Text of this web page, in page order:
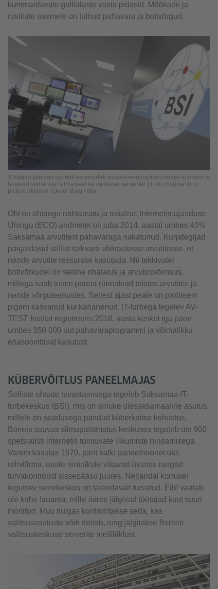
kummardavate gallialaste vastu pidasid. Mõõkade ja
rusikate asemele on tulnud pahavara ja botivõrgud.
Töötajad jälgivad suurtelt ekraanidelt sotsiaalmeediaplatvormidel toimuvat ja
hoiavad samal ajal silma peal ka valitsuse serveritel. | Foto (fragment): ©
picture alliance / Oliver Berg / dpa
Oht on ühtaegu nähtamatu ja reaalne: Internetimajanduse
Ühingu (ECO) andmetel oli juba 2014. aastal umbes 40%
Saksamaa arvutitest pahavaraga nakatunud. Kurjategijad
paigaldasid sellist tarkvara võõrastesse arvutitesse, et
nende arvutite ressursse kasutada. Nii tekkivatel
botivõrkudel on selline ribalaius ja arvutusvõimsus,
millega saab toime panna rünnakuid teistes arvutites ja
nende võrguteenustes. Sellest ajast peale on probleem
pigem kasvanud kui kahanenud. IT-turbega tegelev AV-
TEST Institut registreeris 2018. aasta keskel iga päev
umbes 350 000 uut pahavaraprogrammi ja võimalikku
ebasoovitavat kasutust.
KÜBERVÕITLUS PANEELMAJAS
Selliste ohtude tuvastamisega tegeleb Saksamaa IT-
turbekeskus (BSI), mis on ainuke ülesaksamaaline asutus,
millele on seadusega pandud küberkaitse kohustus.
Bonnis asuvas silmapaistmatus keskuses tegeleb üle 900
spetsialisti internetis toimuvate liikumiste hindamisega.
Varem kasutas 1970. pärit kalki paneelhoonet üks
rehvifirma, uuele rentnikule viitavad üksnes ranged
turvakontrollid sissepääsu juures. Neljandal korrusel
tegutsev seirekeskus on täiendavalt turvatud. Eibl vaatab
üle kahe lauarea, mille ääres jälgivad töötajad kuut suurt
monitori. Muu hulgas kontrollitakse seda, kas
valitsusasutuste võrk töötab, ning jälgitakse Berliini
valitsuskeskuse serverite meililiiklust.